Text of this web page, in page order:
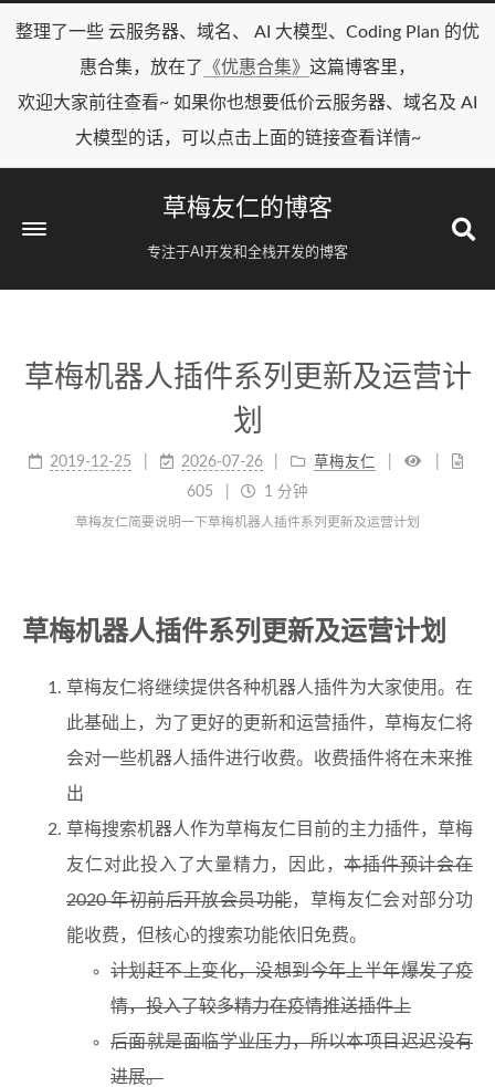
整理了一些 云服务器、域名、 AI 大模型、Coding Plan 的优
惠合集，放在了
《优惠合集》 这篇博客里，
欢迎大家前往查看~ 如果你也想要低价云服务器、域名及 AI
大模型的话，可以点击上面的链接查看详情~
草梅友仁的博客
专注于AI开发和全栈开发的博客
草梅机器人插件系列更新及运营计
划
2019-12-25 2026-07-26
草梅友仁
605
1 分钟
草梅友仁简要说明一下草梅机器人插件系列更新及运营计划
草梅机器人插件系列更新及运营计划
草梅友仁将继续提供各种机器人插件为大家使用。在
此基础上，为了更好的更新和运营插件，草梅友仁将
会对一些机器人插件进行收费。收费插件将在未来推
出
草梅搜索机器人作为草梅友仁目前的主力插件，草梅
友仁对此投入了大量精力，因此，本插件预计会在
2020 年初前后开放会员功能，草梅友仁会对部分功
能收费，但核心的搜索功能依旧免费。
计划赶不上变化，没想到今年上半年爆发了疫
情，投入了较多精力在疫情推送插件上
后面就是面临学业压力，所以本项目迟迟没有
进展。